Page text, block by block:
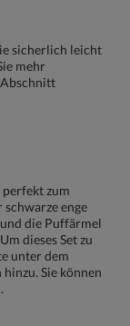
sicherlich leicht
mehr
Abschnitt
zum
enge
die Puffärmel
dieses Set zu
unter dem
Sie können